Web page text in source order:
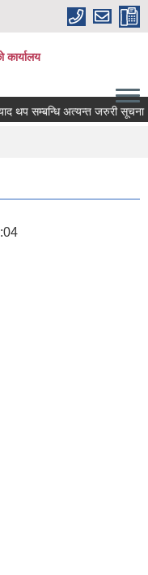
कार्यालय
थप सम्बन्धि अत्यन्त जरुरी सूचना